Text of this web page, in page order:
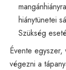
hiánytünetei
Szükség
Évente egyszer,
végezni a